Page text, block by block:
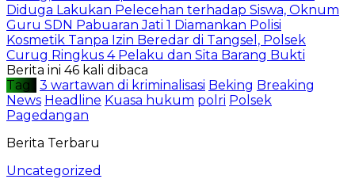
Diduga Lakukan Pelecehan terhadap Siswa, Oknum
Guru SDN Pabuaran Jati 1 Diamankan Polisi
Kosmetik Tanpa Izin Beredar di Tangsel, Polsek
Curug Ringkus 4 Pelaku dan Sita Barang Bukti
Berita ini 46 kali dibaca
Tag :
3 wartawan di kriminalisasi Beking Breaking
News Headline Kuasa hukum polri Polsek
Pagedangan
Berita Terbaru
Uncategorized